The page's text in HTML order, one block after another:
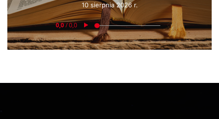
10 sierpnia 2026 r.